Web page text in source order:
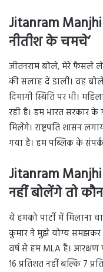
Jitanram
नीतीश के चमचे’
जीतनराम बोले, मेरे फैसले
की सलाह दें डाली। वह
दिमागी स्थिति पर भी।
रही है। हम भारत सरकार के
मिलेंगे। राष्ट्रपति शासन
गया है। हम पब्लिक के
Jitanram
नहीं बोलेंगे तो
ये हमको पार्टी में मिलाना
कुमार ने मुझे योग्य समझकर
वर्ष से हम MLA हैं।
16 प्रतिशत नहीं बल्कि 7